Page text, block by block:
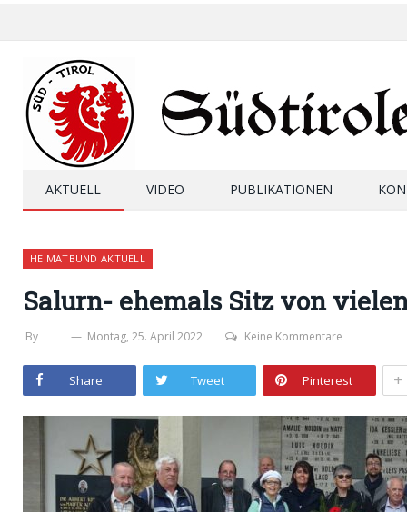
AKTUELL VIDEO PUBLIKATIONEN
HEIMATBUND AKTUELL
Salurn- ehemals Sitz von
By Montag, 25. April 2022 Keine Kommentare
Share Tweet Pinterest +